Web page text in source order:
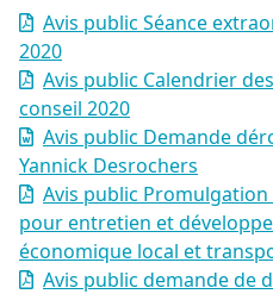
Avis public Séance
2020
Avis public Calendrier
conseil 2020
Avis public Demande
Yannick Desrochers
Avis public
pour entretien et
économique local et
Avis public demande de